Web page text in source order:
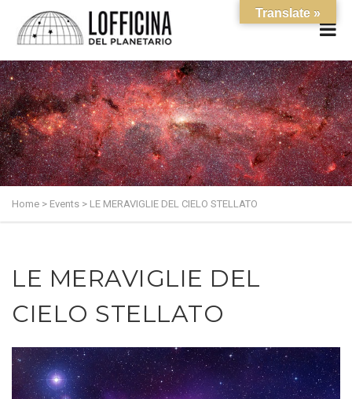
Home > Events > LE MERAVIGLIE DEL CIELO STELLATO
LE MERAVIGLIE DEL
CIELO STELLATO
Translate »